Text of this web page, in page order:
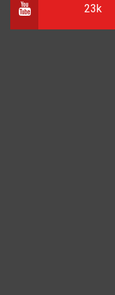
23k